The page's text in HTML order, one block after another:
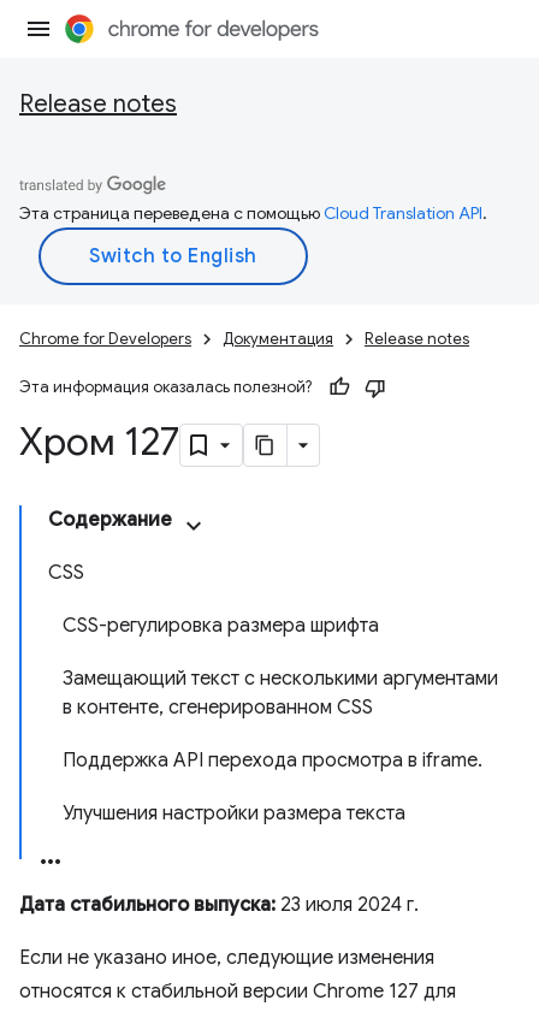
Release notes
Эта страница переведена с помощьюCloud Translation API.
Chrome for Developers Документация Release notes
Эта информация оказалась полезной?
Хром 127
Содержание
CSS
CSS-регулировка размера шрифта
Замещающий текст с несколькими аргументами
в контенте, сгенерированном CSS
Поддержка API перехода просмотра в iframe.
Улучшения настройки размера текста
Дата стабильного выпуска: 23 июля 2024 г.
Если не указано иное, следующие изменения
относятся к стабильной версии Chrome 127 для